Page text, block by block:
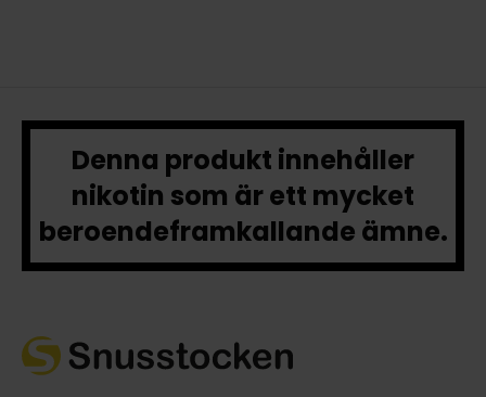
Denna produkt innehåller
nikotin som är ett mycket
beroendeframkallande ämne.